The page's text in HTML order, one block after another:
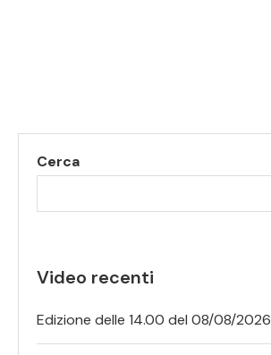
Cerca
Video recenti
Edizione delle 14.00 del 08/08/2026